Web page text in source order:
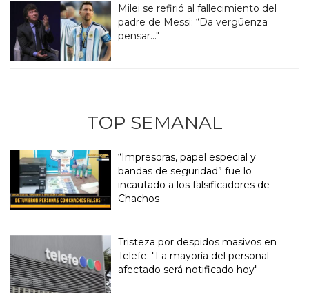
Milei se refirió al fallecimiento del
padre de Messi: “Da vergüenza
pensar..."
TOP SEMANAL
“Impresoras, papel especial y
bandas de seguridad” fue lo
incautado a los falsificadores de
Chachos
Tristeza por despidos masivos en
Telefe: "La mayoría del personal
afectado será notificado hoy"